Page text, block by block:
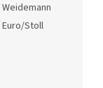
Euro/Stoll